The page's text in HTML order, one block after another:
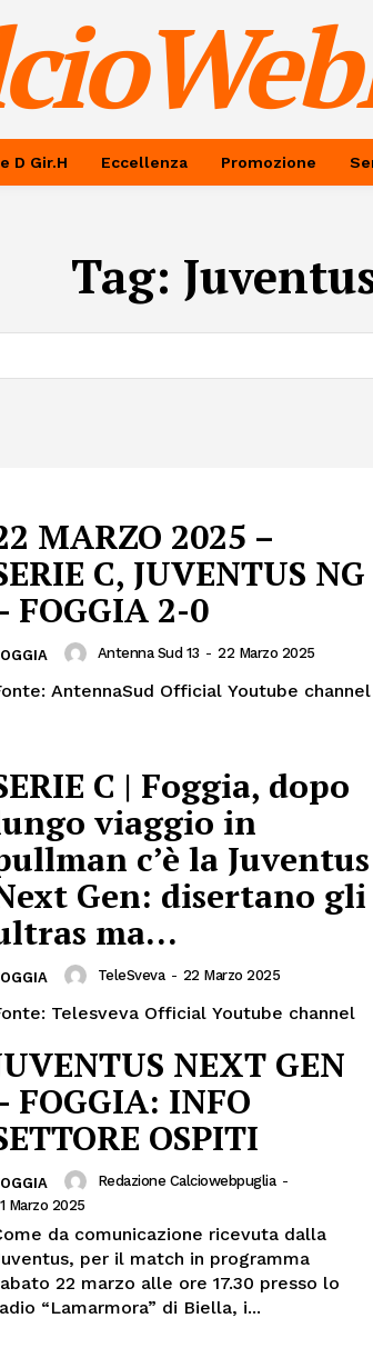
D Gir.H Eccellenza Promozione
Tag:
MARZO 2025 –
C, JUVENTUS NG
FOGGIA 2-0
Antenna Sud 13 - 22 Marzo 2025
AntennaSud Official Youtube channel
C | Foggia, dopo
viaggio in
c’è la Juventus
Gen: disertano gli
ma…
TeleSveva - 22 Marzo 2025
Telesveva Official Youtube channel
NEXT GEN
FOGGIA: INFO
OSPITI
Redazione Calciowebpuglia -
Marzo 2025
da comunicazione ricevuta dalla
per il match in programma
22 marzo alle ore 17.30 presso lo
“Lamarmora” di Biella, i...